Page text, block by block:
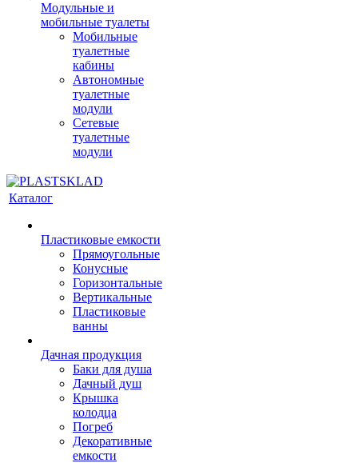
Модульные и
мобильные туалеты
Мобильные
туалетные
кабины
Автономные
туалетные
модули
Сетевые
туалетные
модули
Каталог
Пластиковые емкости
Прямоугольные
Конусные
Горизонтальные
Вертикальные
Пластиковые
ванны
Дачная продукция
Баки для душа
Дачный душ
Крышка
колодца
Погреб
Декоративные
емкости